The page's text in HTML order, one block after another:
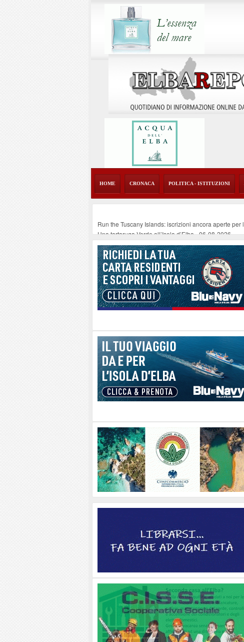
HOME CRONACA POLITICA - ISTITUZIONI
Run the Tuscany Islands: iscrizioni ancora aperte per
Una tartaruga Verde all’Isola d’Elba-06-08-2026
Furgone in fiamme a Capoliveri, illeso il conducente-
Campo: chiusura della biblioteca comunale in
A Carpani si apre la Festa di Liberazione: il